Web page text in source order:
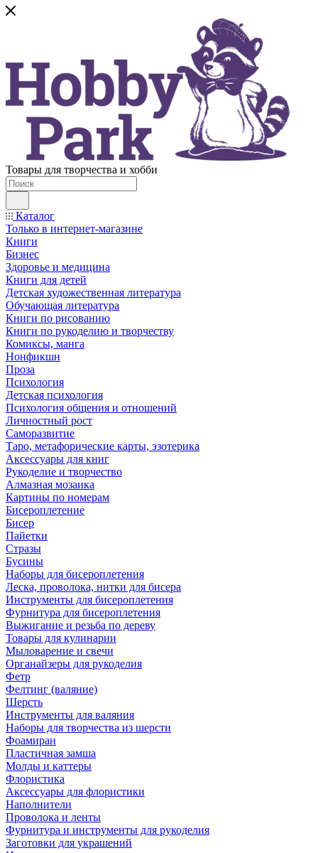
Товары для творчества и хобби
Каталог
Только в интернет-магазине
Книги
Бизнес
Здоровье и медицина
Книги для детей
Детская художественная литература
Обучающая литература
Книги по рисованию
Книги по рукоделию и творчеству
Комиксы, манга
Нонфикшн
Проза
Психология
Детская психология
Психология общения и отношений
Личностный рост
Саморазвитие
Таро, метафорические карты, эзотерика
Аксессуары для книг
Рукоделие и творчество
Алмазная мозаика
Картины по номерам
Бисероплетение
Бисер
Пайетки
Стразы
Бусины
Наборы для бисероплетения
Леска, проволока, нитки для бисера
Инструменты для бисероплетения
Фурнитура для бисероплетения
Выжигание и резьба по дереву
Товары для кулинарии
Мыловарение и свечи
Органайзеры для рукоделия
Фетр
Фелтинг (валяние)
Шерсть
Инструменты для валяния
Наборы для творчества из шерсти
Фоамиран
Пластичная замша
Молды и каттеры
Флористика
Аксессуары для флористики
Наполнители
Проволока и ленты
Фурнитура и инструменты для рукоделия
Заготовки для украшений